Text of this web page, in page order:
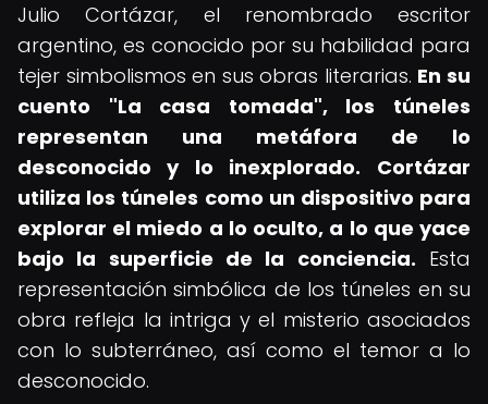
Julio Cortázar, el renombrado escritor
argentino, es conocido por su habilidad para
tejer simbolismos en sus obras literarias. En su
cuento "La casa tomada", los túneles
representan una metáfora de lo
desconocido y lo inexplorado.
Cortázar
utiliza los túneles como un dispositivo para
explorar el miedo a lo oculto, a lo que yace
bajo la superficie de la conciencia. Esta
representación simbólica de los túneles en su
obra refleja la intriga y el misterio asociados
con lo subterráneo, así como el temor a lo
desconocido.